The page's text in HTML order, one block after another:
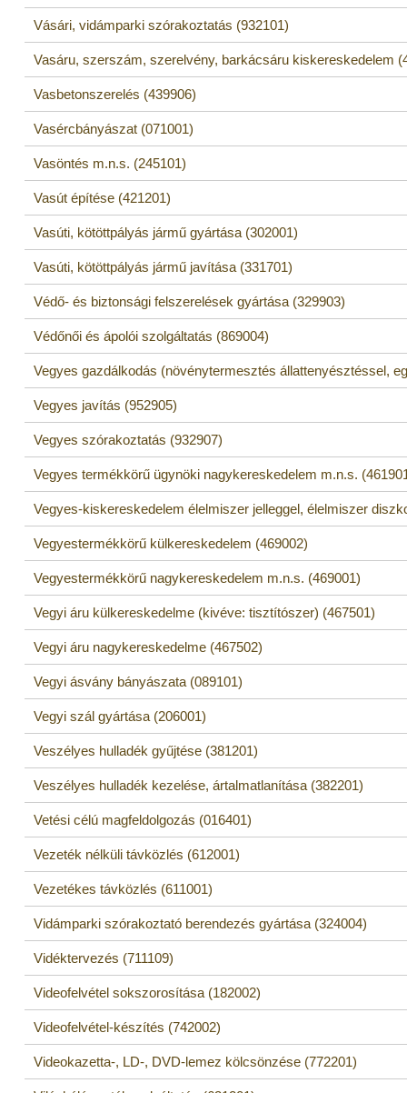
Vásári, vidámparki szórakoztatás (932101)
Vasáru, szerszám, szerelvény, barkácsáru kiskereskedelem
Vasbetonszerelés (439906)
Vasércbányászat (071001)
Vasöntés m.n.s. (245101)
Vasút építése (421201)
Vasúti, kötöttpályás jármű gyártása (302001)
Vasúti, kötöttpályás jármű javítása (331701)
Védő- és biztonsági felszerelések gyártása (329903)
Védőnői és ápolói szolgáltatás (869004)
Vegyes gazdálkodás (növénytermesztés állattenyésztéssel,
Vegyes javítás (952905)
Vegyes szórakoztatás (932907)
Vegyes termékkörű ügynöki nagykereskedelem m.n.s.
Vegyes-kiskereskedelem élelmiszer jelleggel, élelmiszer
Vegyestermékkörű külkereskedelem (469002)
Vegyestermékkörű nagykereskedelem m.n.s. (469001)
Vegyi áru külkereskedelme (kivéve: tisztítószer) (467501)
Vegyi áru nagykereskedelme (467502)
Vegyi ásvány bányászata (089101)
Vegyi szál gyártása (206001)
Veszélyes hulladék gyűjtése (381201)
Veszélyes hulladék kezelése, ártalmatlanítása (382201)
Vetési célú magfeldolgozás (016401)
Vezeték nélküli távközlés (612001)
Vezetékes távközlés (611001)
Vidámparki szórakoztató berendezés gyártása (324004)
Vidéktervezés (711109)
Videofelvétel sokszorosítása (182002)
Videofelvétel-készítés (742002)
Videokazetta-, LD-, DVD-lemez kölcsönzése (772201)